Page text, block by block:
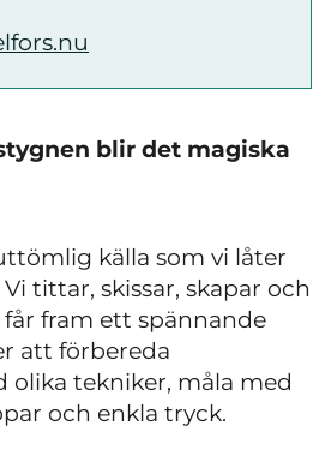
blir det magiska
källa som vi låter
Vi tittar, skissar, skapar och
fram ett spännande
att förbereda
olika tekniker, måla med
och enkla tryck.